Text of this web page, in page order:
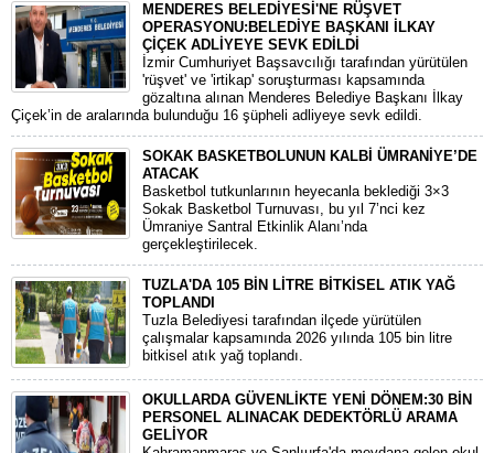
MENDERES BELEDİYESİ'NE RÜŞVET
OPERASYONU:BELEDİYE BAŞKANI İLKAY
ÇİÇEK ADLİYEYE SEVK EDİLDİ
​İzmir Cumhuriyet Başsavcılığı tarafından yürütülen
'rüşvet' ve 'irtikap' soruşturması kapsamında
gözaltına alınan Menderes Belediye Başkanı İlkay
Çiçek’in de aralarında bulunduğu 16 şüpheli adliyeye sevk edildi.
SOKAK BASKETBOLUNUN KALBİ ÜMRANİYE’DE
ATACAK
Basketbol tutkunlarının heyecanla beklediği 3×3
Sokak Basketbol Turnuvası, bu yıl 7’nci kez
Ümraniye Santral Etkinlik Alanı’nda
gerçekleştirilecek.
TUZLA'DA 105 BİN LİTRE BİTKİSEL ATIK YAĞ
TOPLANDI
Tuzla Belediyesi tarafından ilçede yürütülen
çalışmalar kapsamında 2026 yılında 105 bin litre
bitkisel atık yağ toplandı.
OKULLARDA GÜVENLİKTE YENİ DÖNEM:30 BİN
PERSONEL ALINACAK DEDEKTÖRLÜ ARAMA
GELİYOR